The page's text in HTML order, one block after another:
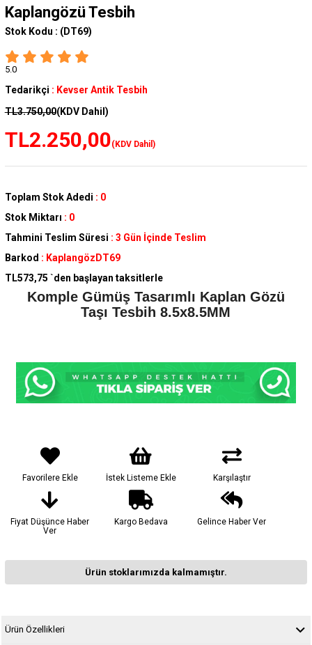
Kaplangözü Tesbih
Stok Kodu : (DT69)
5.0
Tedarikçi : Kevser Antik Tesbih
TL3.750,00(KDV Dahil)
TL2.250,00(KDV Dahil)
Toplam Stok Adedi : 0
Stok Miktarı : 0
Tahmini Teslim Süresi : 3 Gün İçinde Teslim
Barkod : KaplangözDT69
TL573,75 `den başlayan taksitlerle
Komple Gümüş Tasarımlı Kaplan Gözü
Taşı Tesbih 8.5x8.5MM
Favorilere Ekle İstek Listeme Ekle Karşılaştır
Fiyat Düşünce Haber
Ver
Kargo Bedava Gelince Haber Ver
Ürün stoklarımızda kalmamıştır.
Ürün Özellikleri